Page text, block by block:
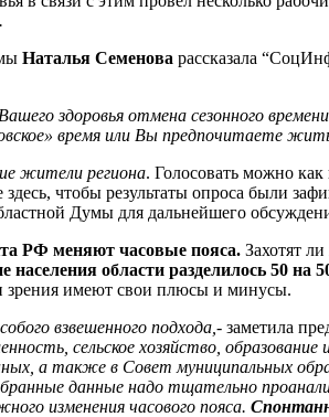
Наталья Семенова рассказала
здоровья отмена сезонного
время или Вы предпочитаете
жители региона. Голосовать можно
чтобы результаты опроса были
Думы для дальнейшего
РФ меняют часовые пояса. Захотят
населения области разделилось 50 на
зрения имеют свои плюсы и минусы.
взвешенного подхода,- заметила
сельское хозяйство,
а также в Совет муниципальных
данные надо тщательно
изменения часового пояса.